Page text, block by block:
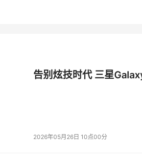
告别炫技时代 三星
2026年05月26日 10点00分